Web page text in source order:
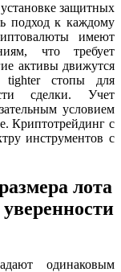
защитных
подход к каждому
имеют
что требует
активы движутся
tighter стопы для
сделки. Учет
условием
Криптотрейдинг с
инструментов с
лота
одинаковым